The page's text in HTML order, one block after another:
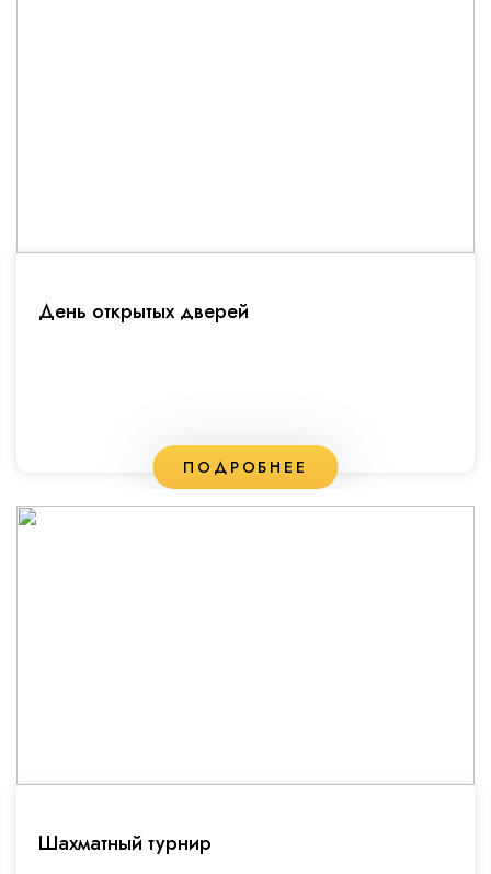
День открытых дверей
ПОДРОБНЕЕ
Шахматный турнир